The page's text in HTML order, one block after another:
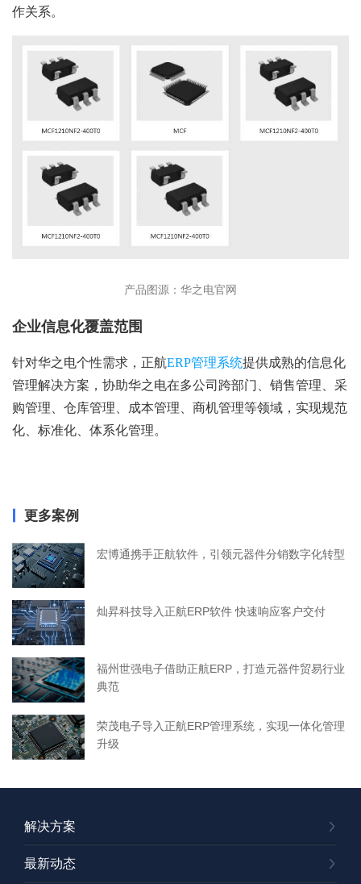
作关系。
产品图源：华之电官网
企业信息化覆盖范围
针对华之电个性需求，正航ERP管理系统提供成熟的信息化
管理解决方案，协助华之电在多公司跨部门、销售管理、采
购管理、仓库管理、成本管理、商机管理等领域，实现规范
化、标准化、体系化管理。
更多案例
宏博通携手正航软件，引领元器件分销数字化转型
灿昇科技导入正航ERP软件 快速响应客户交付
福州世强电子借助正航ERP，打造元器件贸易行业
典范
荣茂电子导入正航ERP管理系统，实现一体化管理
升级
解决方案
最新动态